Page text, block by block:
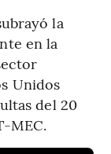
la
en la
Unidos
del 20
MEC.